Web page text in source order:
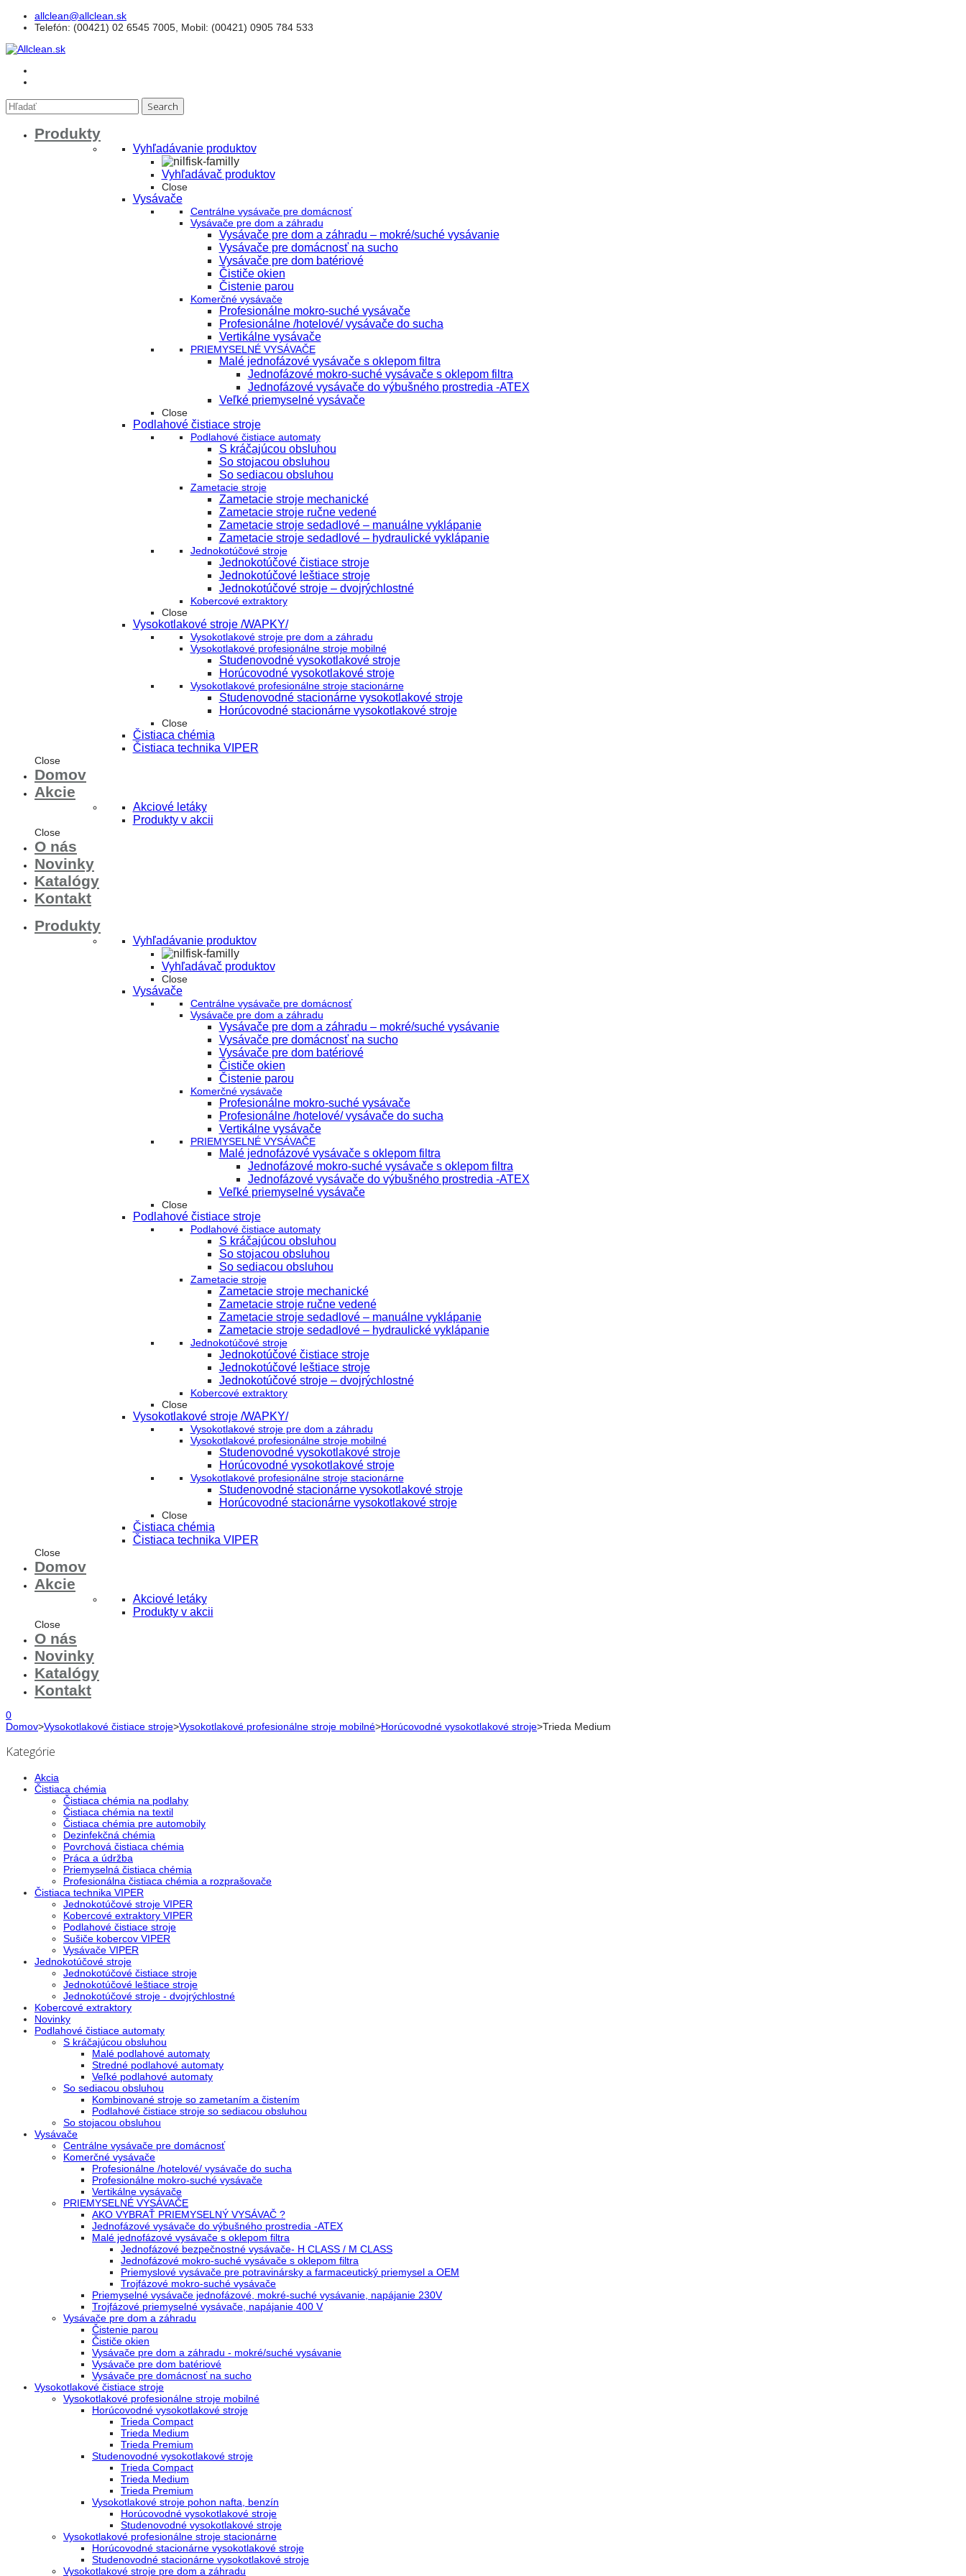
allclean@allclean.sk
Telefón: (00421) 02 6545 7005, Mobil: (00421) 0905 784 533
Produkty
Vyhľadávanie produktov
Vyhľadávač produktov
Close
Vysávače
Centrálne vysávače pre domácnosť
Vysávače pre dom a záhradu
Vysávače pre dom a záhradu – mokré/suché vysávanie
Vysávače pre domácnosť na sucho
Vysávače pre dom batériové
Čističe okien
Čistenie parou
Komerčné vysávače
Profesionálne mokro-suché vysávače
Profesionálne /hotelové/ vysávače do sucha
Vertikálne vysávače
PRIEMYSELNÉ VYSÁVAČE
Malé jednofázové vysávače s oklepom filtra
Jednofázové mokro-suché vysávače s oklepom filtra
Jednofázové vysávače do výbušného prostredia -ATEX
Veľké priemyselné vysávače
Close
Podlahové čistiace stroje
Podlahové čistiace automaty
S kráčajúcou obsluhou
So stojacou obsluhou
So sediacou obsluhou
Zametacie stroje
Zametacie stroje mechanické
Zametacie stroje ručne vedené
Zametacie stroje sedadlové – manuálne vyklápanie
Zametacie stroje sedadlové – hydraulické vyklápanie
Jednokotúčové stroje
Jednokotúčové čistiace stroje
Jednokotúčové leštiace stroje
Jednokotúčové stroje – dvojrýchlostné
Kobercové extraktory
Close
Vysokotlakové stroje /WAPKY/
Vysokotlakové stroje pre dom a záhradu
Vysokotlakové profesionálne stroje mobilné
Studenovodné vysokotlakové stroje
Horúcovodné vysokotlakové stroje
Vysokotlakové profesionálne stroje stacionárne
Studenovodné stacionárne vysokotlakové stroje
Horúcovodné stacionárne vysokotlakové stroje
Close
Čistiaca chémia
Čistiaca technika VIPER
Close
Domov
Akcie
Akciové letáky
Produkty v akcii
Close
O nás
Novinky
Katalógy
Kontakt
Produkty
Vyhľadávanie produktov
Vyhľadávač produktov
Close
Vysávače
Centrálne vysávače pre domácnosť
Vysávače pre dom a záhradu
Vysávače pre dom a záhradu – mokré/suché vysávanie
Vysávače pre domácnosť na sucho
Vysávače pre dom batériové
Čističe okien
Čistenie parou
Komerčné vysávače
Profesionálne mokro-suché vysávače
Profesionálne /hotelové/ vysávače do sucha
Vertikálne vysávače
PRIEMYSELNÉ VYSÁVAČE
Malé jednofázové vysávače s oklepom filtra
Jednofázové mokro-suché vysávače s oklepom filtra
Jednofázové vysávače do výbušného prostredia -ATEX
Veľké priemyselné vysávače
Close
Podlahové čistiace stroje
Podlahové čistiace automaty
S kráčajúcou obsluhou
So stojacou obsluhou
So sediacou obsluhou
Zametacie stroje
Zametacie stroje mechanické
Zametacie stroje ručne vedené
Zametacie stroje sedadlové – manuálne vyklápanie
Zametacie stroje sedadlové – hydraulické vyklápanie
Jednokotúčové stroje
Jednokotúčové čistiace stroje
Jednokotúčové leštiace stroje
Jednokotúčové stroje – dvojrýchlostné
Kobercové extraktory
Close
Vysokotlakové stroje /WAPKY/
Vysokotlakové stroje pre dom a záhradu
Vysokotlakové profesionálne stroje mobilné
Studenovodné vysokotlakové stroje
Horúcovodné vysokotlakové stroje
Vysokotlakové profesionálne stroje stacionárne
Studenovodné stacionárne vysokotlakové stroje
Horúcovodné stacionárne vysokotlakové stroje
Close
Čistiaca chémia
Čistiaca technika VIPER
Close
Domov
Akcie
Akciové letáky
Produkty v akcii
Close
O nás
Novinky
Katalógy
Kontakt
0
Domov>Vysokotlakové čistiace stroje>Vysokotlakové profesionálne stroje mobilné>Horúcovodné vysokotlakové stroje>Trieda Medium
Kategórie
Akcia
Čistiaca chémia
Čistiaca chémia na podlahy
Čistiaca chémia na textil
Čistiaca chémia pre automobily
Dezinfekčná chémia
Povrchová čistiaca chémia
Práca a údržba
Priemyselná čistiaca chémia
Profesionálna čistiaca chémia a rozprašovače
Čistiaca technika VIPER
Jednokotúčové stroje VIPER
Kobercové extraktory VIPER
Podlahové čistiace stroje
Sušiče kobercov VIPER
Vysávače VIPER
Jednokotúčové stroje
Jednokotúčové čistiace stroje
Jednokotúčové leštiace stroje
Jednokotúčové stroje - dvojrýchlostné
Kobercové extraktory
Novinky
Podlahové čistiace automaty
S kráčajúcou obsluhou
Malé podlahové automaty
Stredné podlahové automaty
Veľké podlahové automaty
So sediacou obsluhou
Kombinované stroje so zametaním a čistením
Podlahové čistiace stroje so sediacou obsluhou
So stojacou obsluhou
Vysávače
Centrálne vysávače pre domácnosť
Komerčné vysávače
Profesionálne /hotelové/ vysávače do sucha
Profesionálne mokro-suché vysávače
Vertikálne vysávače
PRIEMYSELNÉ VYSÁVAČE
AKO VYBRAŤ PRIEMYSELNÝ VYSÁVAČ ?
Jednofázové vysávače do výbušného prostredia -ATEX
Malé jednofázové vysávače s oklepom filtra
Jednofázové bezpečnostné vysávače- H CLASS / M CLASS
Jednofázové mokro-suché vysávače s oklepom filtra
Priemyslové vysávače pre potravinársky a farmaceutický priemysel a OEM
Trojfázové mokro-suché vysávače
Priemyselné vysávače jednofázové, mokré-suché vysávanie, napájanie 230V
Trojfázové priemyselné vysávače, napájanie 400 V
Vysávače pre dom a záhradu
Čistenie parou
Čističe okien
Vysávače pre dom a záhradu - mokré/suché vysávanie
Vysávače pre dom batériové
Vysávače pre domácnosť na sucho
Vysokotlakové čistiace stroje
Vysokotlakové profesionálne stroje mobilné
Horúcovodné vysokotlakové stroje
Trieda Compact
Trieda Medium
Trieda Premium
Studenovodné vysokotlakové stroje
Trieda Compact
Trieda Medium
Trieda Premium
Vysokotlakové stroje pohon nafta, benzín
Horúcovodné vysokotlakové stroje
Studenovodné vysokotlakové stroje
Vysokotlakové profesionálne stroje stacionárne
Horúcovodné stacionárne vysokotlakové stroje
Studenovodné stacionárne vysokotlakové stroje
Vysokotlakové stroje pre dom a záhradu